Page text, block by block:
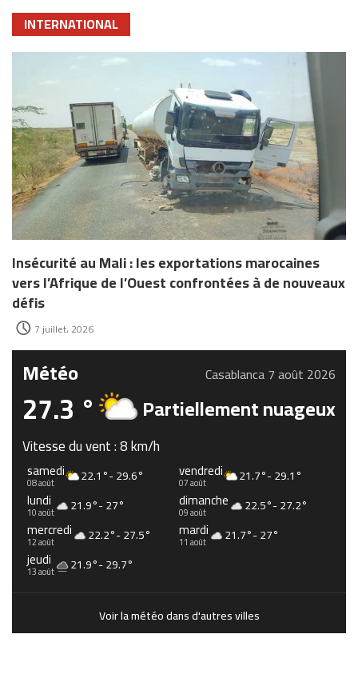
INTERNATIONAL
Insécurité au Mali : les exportations marocaines
vers l’Afrique de l’Ouest confrontées à de nouveaux
défis
7 juillet، 2026